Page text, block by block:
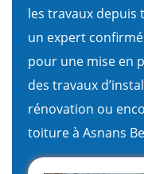
les travaux depuis
un expert
pour une mise en
des travaux
rénovation ou
toiture à Asnans